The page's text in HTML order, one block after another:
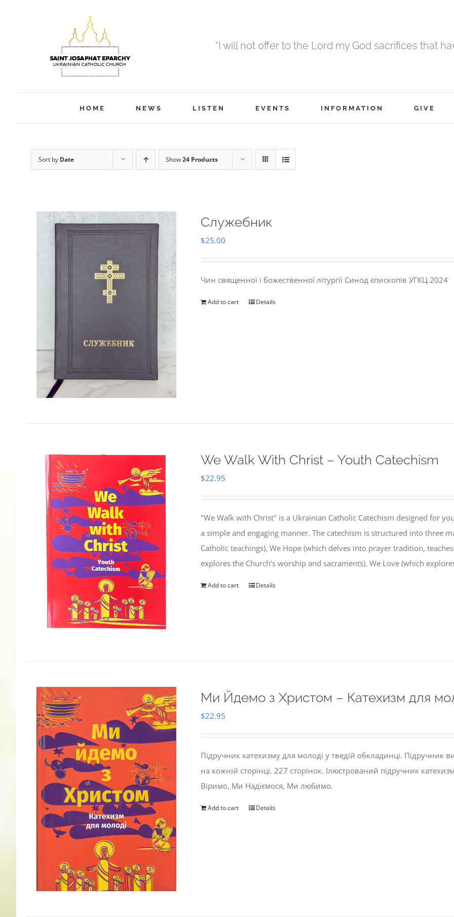
“I will not offer to the Lord my God sacrifices that
HOME NEWS LISTEN EVENTS INFORMATION GIVE
Sort by Date Show24 Products
Служебник
$25.00
Чин священної і божественної літургії Синод єпископів УГКЦ 2024
Add to cart Details
We Walk With Christ – Youth Catechism
$22.95
"We Walk with Christ" is a Ukrainian Catholic Catechism designed for
a simple and engaging manner. The catechism is structured into three
Catholic teachings), We Hope (which delves into prayer tradition,
explores the Church's worship and sacraments). We Love (which
Add to cart Details
Ми Йдемо з Христом – Катехизм для
$22.95
Підручник катехизму для молоді у тведій обкладинці.
на кожній сторінці. 227 сторінок. Ілюстрований підручник
Віримо, Ми Надіємося, Ми любимо.
Add to cart Details